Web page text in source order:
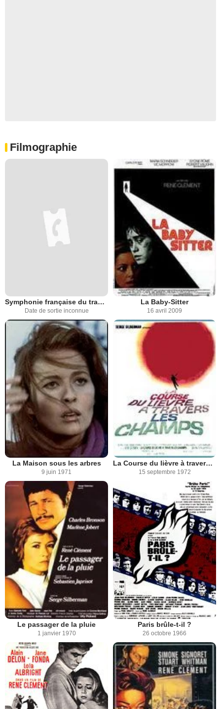
Filmographie
Symphonie française du travail
Date de sortie inconnue
La Baby-Sitter
16 avril 2009
La Maison sous les arbres
9 juin 1971
La Course du lièvre à travers les champs
15 septembre 1972
Le passager de la pluie
1 janvier 1970
Paris brûle-t-il ?
26 octobre 1966